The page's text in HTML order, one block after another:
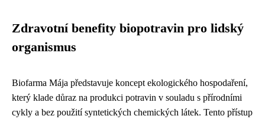
Zdravotní benefity biopotravin pro lidský
organismus
Biofarma Mája představuje koncept ekologického hospodaření,
který klade důraz na produkci potravin v souladu s přírodními
cykly a bez použití syntetických chemických látek. Tento přístup